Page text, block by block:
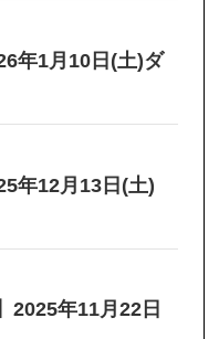
年1月10日(土)ダ
年12月13日(土)
2025年11月22日